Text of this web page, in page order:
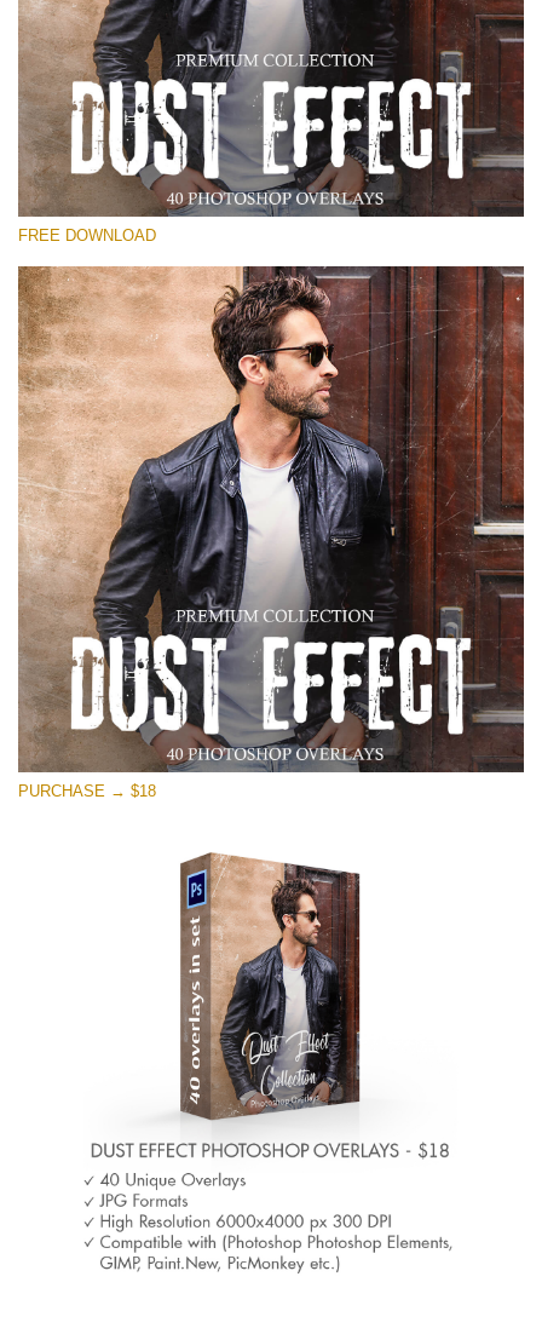
Lütfen seçin
Free Photoshop Overlay
Small 800*533px
Dust Effect
(40 Overlays)
Entire Collection
(1783 Overlays)
Large 6000*4000px
Ücretsiz indirin
FREE DOWNLOAD
PURCHASE → $18